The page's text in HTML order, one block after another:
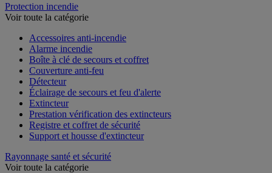
Protection incendie
Voir toute la catégorie
Accessoires anti-incendie
Alarme incendie
Boîte à clé de secours et coffret
Couverture anti-feu
Détecteur
Éclairage de secours et feu d'alerte
Extincteur
Prestation vérification des extincteurs
Registre et coffret de sécurité
Support et housse d'extincteur
Rayonnage santé et sécurité
Voir toute la catégorie